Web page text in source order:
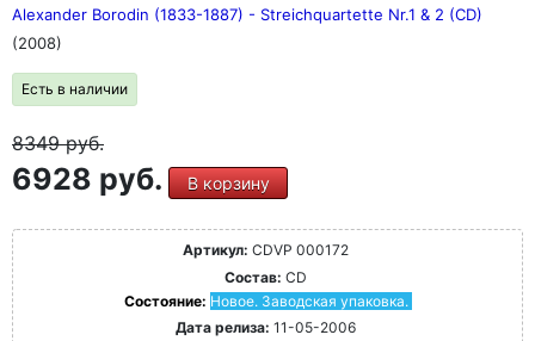
Alexander Borodin (1833-1887) - Streichquartette Nr.1 & 2 (CD)
(2008)
Есть в наличии
8349руб.
6928 руб. В корзину
Артикул: CDVP 000172
Состав: CD
Состояние: Новое. Заводская упаковка.
Дата релиза: 11-05-2006